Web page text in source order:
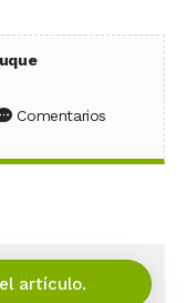
Facebook
en X (Twitter)
en WhatsApp
Comentarios
artículo.